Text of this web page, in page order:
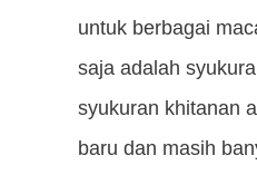
untuk berbagai
saja adalah
syukuran khitanan
baru dan masih